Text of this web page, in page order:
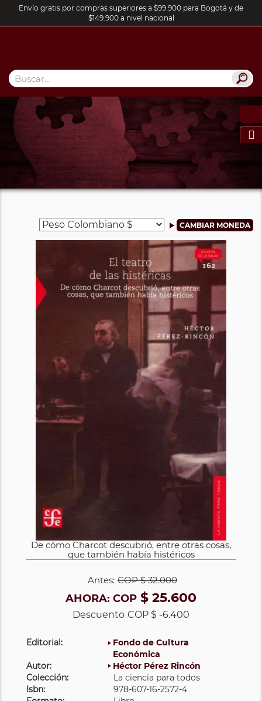
Envío gratis por compras superiores a $99.900 para Bogotá y de
$149.900 a nivel nacional

De cómo Charcot descubrió, entre otras cosas,
que también había histéricos
Antes: COP$ 32.000
AHORA: COP $ 25.600
Descuento COP $ -6.400
Editorial:
Fondo de Cultura
Económica
Autor:
Héctor Pérez Rincón
Colección:
La ciencia para todos
Isbn:
978-607-16-2572-4